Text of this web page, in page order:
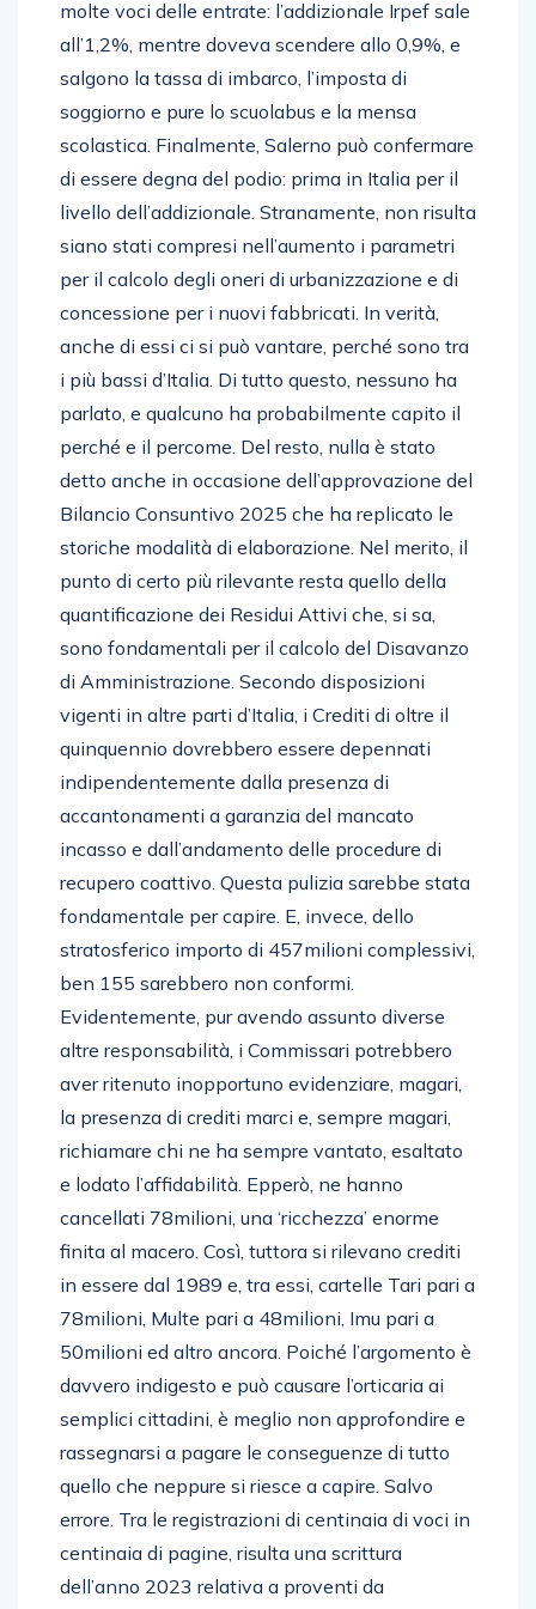
molte voci delle entrate: l’addizionale Irpef sale
all’1,2%, mentre doveva scendere allo 0,9%, e
salgono la tassa di imbarco, l’imposta di
soggiorno e pure lo scuolabus e la mensa
scolastica. Finalmente, Salerno può confermare
di essere degna del podio: prima in Italia per il
livello dell’addizionale. Stranamente, non risulta
siano stati compresi nell’aumento i parametri
per il calcolo degli oneri di urbanizzazione e di
concessione per i nuovi fabbricati. In verità,
anche di essi ci si può vantare, perché sono tra
i più bassi d’Italia. Di tutto questo, nessuno ha
parlato, e qualcuno ha probabilmente capito il
perché e il percome. Del resto, nulla è stato
detto anche in occasione dell’approvazione del
Bilancio Consuntivo 2025 che ha replicato le
storiche modalità di elaborazione. Nel merito, il
punto di certo più rilevante resta quello della
quantificazione dei Residui Attivi che, si sa,
sono fondamentali per il calcolo del Disavanzo
di Amministrazione. Secondo disposizioni
vigenti in altre parti d’Italia, i Crediti di oltre il
quinquennio dovrebbero essere depennati
indipendentemente dalla presenza di
accantonamenti a garanzia del mancato
incasso e dall’andamento delle procedure di
recupero coattivo. Questa pulizia sarebbe stata
fondamentale per capire. E, invece, dello
stratosferico importo di 457milioni complessivi,
ben 155 sarebbero non conformi.
Evidentemente, pur avendo assunto diverse
altre responsabilità, i Commissari potrebbero
aver ritenuto inopportuno evidenziare, magari,
la presenza di crediti marci e, sempre magari,
richiamare chi ne ha sempre vantato, esaltato
e lodato l’affidabilità. Epperò, ne hanno
cancellati 78milioni, una ‘ricchezza’ enorme
finita al macero. Così, tuttora si rilevano crediti
in essere dal 1989 e, tra essi, cartelle Tari pari a
78milioni, Multe pari a 48milioni, Imu pari a
50milioni ed altro ancora. Poiché l’argomento è
davvero indigesto e può causare l’orticaria ai
semplici cittadini, è meglio non approfondire e
rassegnarsi a pagare le conseguenze di tutto
quello che neppure si riesce a capire. Salvo
errore. Tra le registrazioni di centinaia di voci in
centinaia di pagine, risulta una scrittura
dell’anno 2023 relativa a proventi da